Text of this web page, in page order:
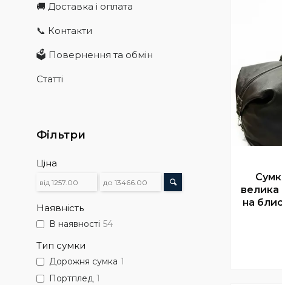
велика
на
🚚 Доставка і оплата
📞 Контакти
🗳️ Повернення та обмін
Статті
Фільтри
Ціна
Наявність
В наявності 54
Тип сумки
Дорожня сумка 1
Портплед 1